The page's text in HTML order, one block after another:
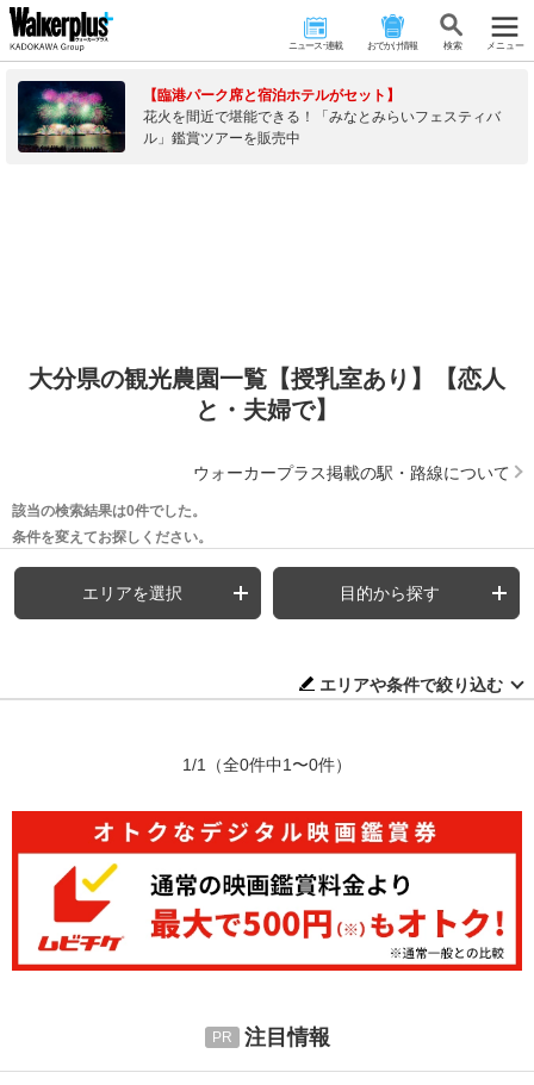
ニュース･連載 おでかけ情報 検 索 メニュー
【臨港パーク席と宿泊ホテルがセット】
花火を間近で堪能できる！「みなとみらいフェスティバ
ル」鑑賞ツアーを販売中
大分県の観光農園一覧【授乳室あり】【恋人
と・夫婦で】
ウォーカープラス掲載の駅・路線について
該当の検索結果は0件でした。
条件を変えてお探しください。
エリアを選択 目的から探す
エリアや条件で絞り込む
1/1 （全0件中1〜0件）
注目情報